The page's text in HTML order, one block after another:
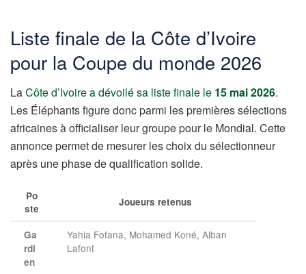
Liste finale de la Côte d’Ivoire
pour la Coupe du monde 2026
LaCôte d’Ivoirea dévoilé sa liste finale le 15 mai 2026.
Les Éléphants figure donc parmi les premières sélections
africaines à officialiser leur groupe pour le Mondial. Cette
annonce permet de mesurer les choix du sélectionneur
après une phase de qualification solide.
Po
ste
Joueurs retenus
Ga
rdi
en
Yahia Fofana, Mohamed Koné, Alban
Lafont